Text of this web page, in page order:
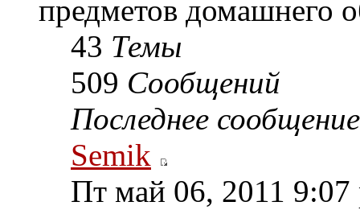
предметов домашнего
43 Темы
509 Сообщений
Последнее сообщение
Semik
Пт май 06, 2011 9:07